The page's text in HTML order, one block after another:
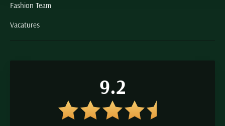
Fashion Team
Vacatures
9.2